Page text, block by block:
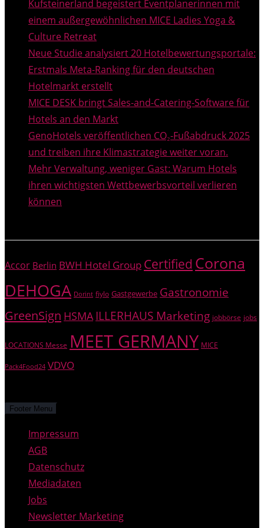
Kufsteinerland begeistert Eventplanerinnen mit
einem außergewöhnlichen MICE Ladies Yoga &
Culture Retreat
Neue Studie analysiert 20 Hotelbewertungsportale:
Erstmals Meta-Ranking für den deutschen
Hotelmarkt erstellt
MICE DESK bringt Sales-and-Catering-Software für
Hotels an den Markt
GenoHotels veröffentlichen CO₂-Fußabdruck 2025
und treiben ihre Klimastrategie weiter voran.
Mehr Verwaltung, weniger Gast: Warum Hotels
ihren wichtigsten Wettbewerbsvorteil verlieren
können
Accor Berlin BWH Hotel Group Certified Corona
DEHOGA Dorint fiylo Gastgewerbe Gastronomie
GreenSign HSMA ILLERHAUS Marketing jobbörse jobs
LOCATIONS Messe MEET GERMANY MICE
Pack4Food24 VDVO
Footer Menu
Impressum
AGB
Datenschutz
Mediadaten
Jobs
Newsletter Marketing